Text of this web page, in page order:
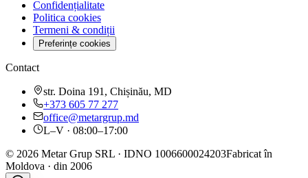
Confidențialitate
Politica cookies
Termeni & condiții
Preferințe cookies
Contact
str. Doina 191, Chișinău, MD
+373 605 77 277
office@metargrup.md
L–V · 08:00–17:00
© 2026 Metar Grup SRL · IDNO 1006600024203Fabricat în
Moldova · din 2006